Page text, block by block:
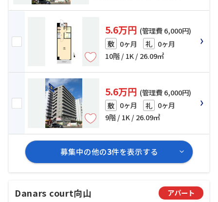
5.6万円 (管理費 6,000円)
敷 0ヶ月 礼 0ヶ月
10階 / 1K / 26.09㎡
5.6万円 (管理費 6,000円)
敷 0ヶ月 礼 0ヶ月
9階 / 1K / 26.09㎡
募集中の他の3件を表示する
Danars court向山 アパート